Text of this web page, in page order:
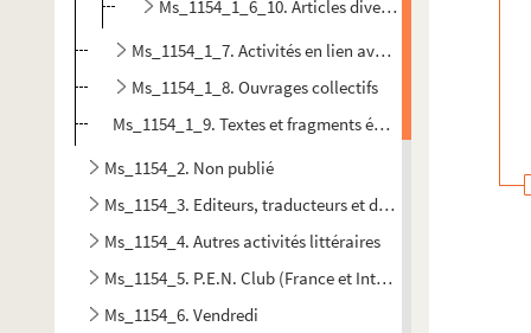
Ms_1154_1_6_10. Articles divers (sans dates, titres
Ms_1154_1_7. Activités en lien avec le cinéma, le
Ms_1154_1_8. Ouvrages collectifs
Ms_1154_1_9. Textes et fragments épars
Ms_1154_2. Non publié
Ms_1154_3. Editeurs, traducteurs et droits (administration)
Ms_1154_4. Autres activités littéraires
Ms_1154_5. P.E.N. Club (France et International)
Ms_1154_6. Vendredi